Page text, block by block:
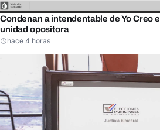
Condenan a intendentable de Yo Creo
unidad opositora
hace 4 horas